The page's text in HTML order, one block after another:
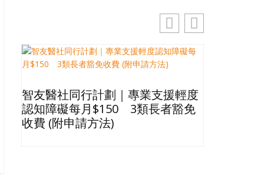
智友醫社同行計劃｜專業支援輕度
認知障礙每月$150 3類長者豁免
收費 (附申請方法)